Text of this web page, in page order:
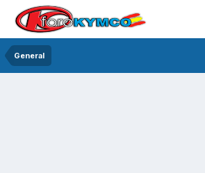
General